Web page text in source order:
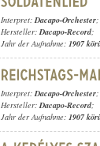
Interpret:Dacapo-Orchester;
Hersteller:Dacapo-Record;
Jahr der Aufnahme: 1907
Interpret:Dacapo-Orchester;
Hersteller:Dacapo-Record;
Jahr der Aufnahme: 1907